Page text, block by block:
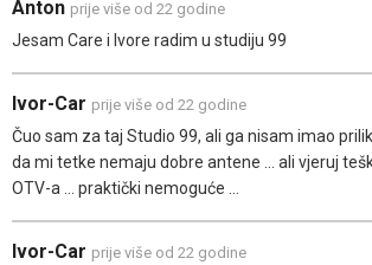
Anton prije više od 22 godine
Jesam Care i Ivore radim u studiju 99
Ivor-Car prije više od 22 godine
Čuo sam za taj Studio 99, ali ga nisam imao
da mi tetke nemaju dobre antene ... ali vjeruj
OTV-a ... praktički nemoguće ...
Ivor-Car prije više od 22 godine